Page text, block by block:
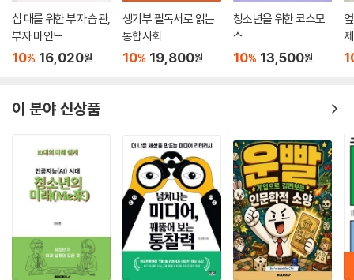
십 대를 위한 부자 습관,
부자 마인드
10% 16,020원
생기부 필독서로 읽는
통합사회
10% 19,800원
청소년을 위한 코스모
스
10% 13,500원
이 분야 신상품